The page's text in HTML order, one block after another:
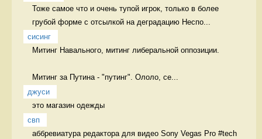
Тоже самое что и очень тупой игрок, только в более
грубой форме с отсылкой на деградацию Неспо...
сисинг
Митинг Навального, митинг либеральной оппозиции.
Митинг за Путина - "путинг". Ололо, се...
джуси
это магазин одежды
свп
аббревиатура редактора для видео Sony Vegas Pro #tech